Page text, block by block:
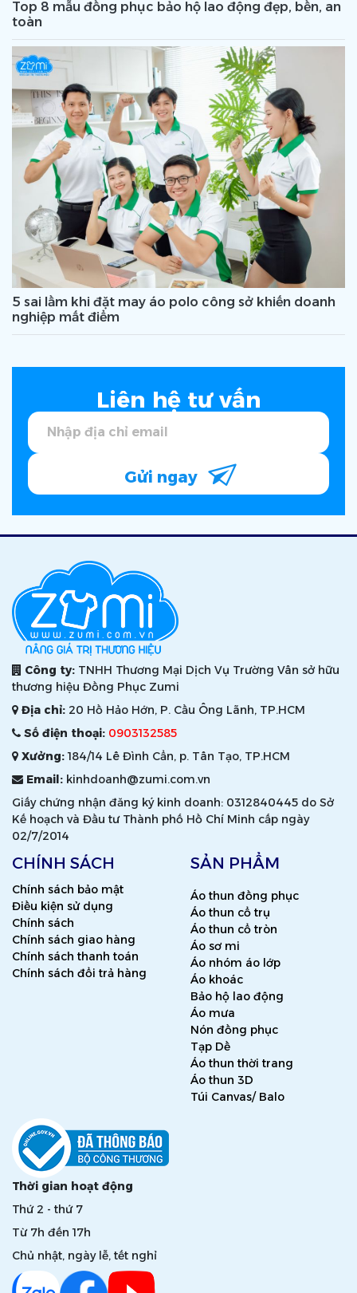
Top 8 mẫu đồng phục bảo hộ lao động đẹp, bền, an
toàn
5 sai lầm khi đặt may áo polo công sở khiến doanh
nghiệp mất điểm
Liên hệ tư vấn
Gửi ngay
Công ty: TNHH Thương Mại Dịch Vụ Trường Vân sở hữu
thương hiệu Đồng Phục Zumi
Địa chỉ: 20 Hồ Hảo Hớn, P. Cầu Ông Lãnh, TP.HCM
Số điện thoại: 0903132585
Xưởng:184/14 Lê Đình Cẩn, p. Tân Tạo, TP.HCM
Email: kinhdoanh@zumi.com.vn
Giấy chứng nhận đăng ký kinh doanh: 0312840445 do Sở
Kế hoạch và Đầu tư Thành phố Hồ Chí Minh cấp ngày
02/7/2014
CHÍNH SÁCH
Chính sách bảo mật
Điều kiện sử dụng
Chính sách
Chính sách giao hàng
Chính sách thanh toán
Chính sách đổi trả hàng
SẢN PHẨM
Áo thun đồng phục
Áo thun cổ trụ
Áo thun cổ tròn
Áo sơ mi
Áo nhóm áo lớp
Áo khoác
Bảo hộ lao động
Áo mưa
Nón đồng phục
Tạp Dề
Áo thun thời trang
Áo thun 3D
Túi Canvas/ Balo
Thời gian hoạt động
Thứ 2 - thứ 7
Từ 7h đến 17h
Chủ nhật, ngày lễ, tết nghỉ